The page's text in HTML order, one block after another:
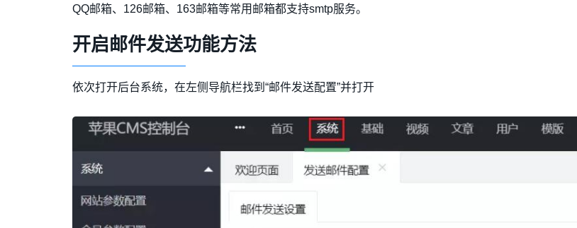
QQ邮箱、126邮箱、163邮箱等常用邮箱都支持smtp服务。
开启邮件发送功能方法
依次打开后台系统，在左侧导航栏找到“邮件发送配置”并打开